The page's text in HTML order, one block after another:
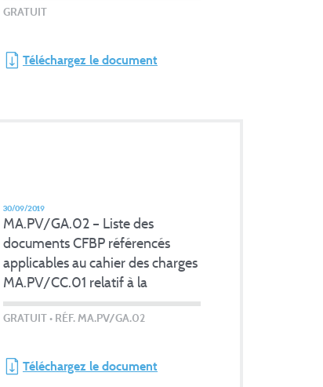
GRATUIT
Téléchargez le document
30/09/2019
MA.PV/GA.02 – Liste des
documents CFBP référencés
applicables au cahier des charges
MA.PV/CC.01 relatif à la
fabrication et l’exploitation des
réservoirs GPL petit vrac
GRATUIT• RÉF. MA.PV/GA.02
Téléchargez le document